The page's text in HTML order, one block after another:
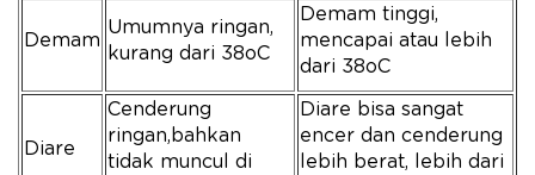
Demam
Umumnya ringan,
kurang dari 38oC
Demam tinggi,
mencapai atau lebih
dari 38oC
Diare
Cenderung
ringan,bahkan
tidak muncul di
Diare bisa sangat
encer dan cenderung
lebih berat, lebih dari